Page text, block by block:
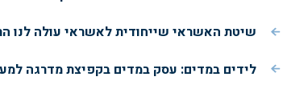
שיטת האשראי שייחודית לאשראי עולה לנו
לידים במדים: עסק במדים בקפיצת מדרגה